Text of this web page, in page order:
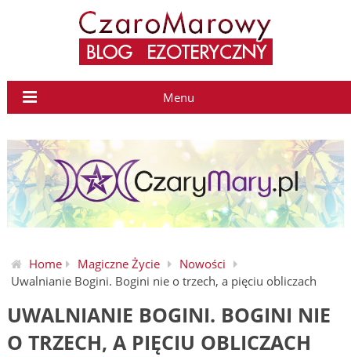
Menu
Home Magiczne Życie
Nowości
Uwalnianie Bogini. Bogini nie o trzech, a pięciu obliczach
UWALNIANIE BOGINI. BOGINI NIE
O TRZECH, A PIĘCIU OBLICZACH